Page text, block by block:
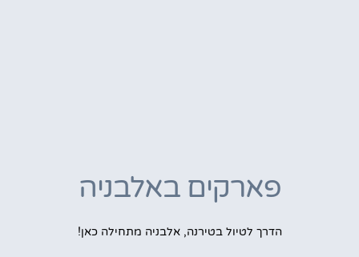
פארקים באלבניה
הדרך לטיול בטירנה, אלבניה מתחילה כאן!